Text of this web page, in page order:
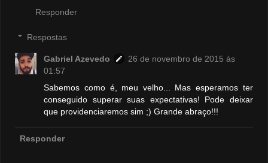
Responder
Respostas
Gabriel Azevedo
26 de novembro de 2015 às
01:57
Sabemos como é, meu velho... Mas esperamos ter
conseguido superar suas expectativas! Pode deixar
que providenciaremos sim ;) Grande abraço!!!
Responder